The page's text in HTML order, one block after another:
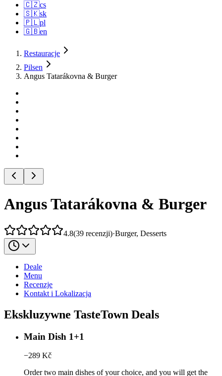
🇨🇿cs
🇸🇰sk
🇵🇱pl
🇬🇧en
Restauracje
Pilsen
Angus Tatarákovna & Burger
Angus Tatarákovna & Burger
4.8(39 recenzji)·Burger, Desserts
Deale
Menu
Recenzje
Kontakt i Lokalizacja
Ekskluzywne TasteTown Deals
Main Dish 1+1
−289 Kč
Order two main dishes of your choice, and you will get the